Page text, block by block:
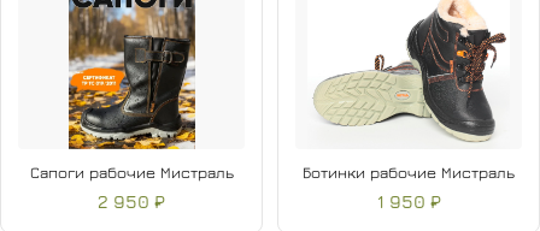
Сапоги рабочие Мистраль
2 950 ₽
Ботинки рабочие Мистраль
1 950 ₽